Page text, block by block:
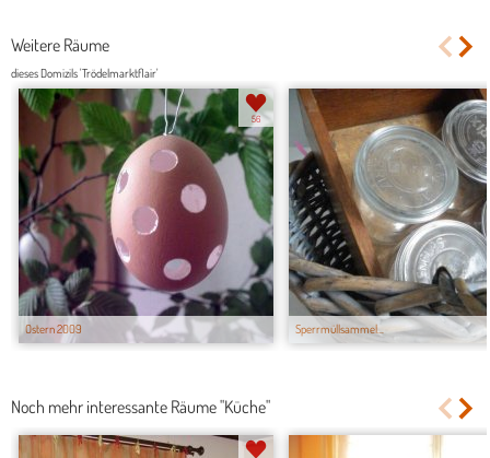
Weitere Räume
dieses Domizils 'Trödelmarktflair'
Ostern 2009
56
Sperrmüllsammel...
Noch mehr interessante Räume "Küche"